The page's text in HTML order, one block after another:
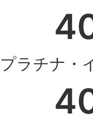
プラチナ・